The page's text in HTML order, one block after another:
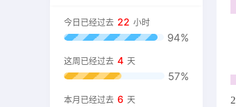
今日已经过去 22 小时
94%
这周已经过去 4 天
57%
本月已经过去 6 天 2